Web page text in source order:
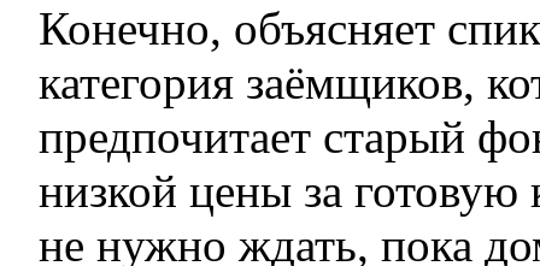
Конечно, объясняет
категория заёмщиков,
предпочитает старый
низкой цены за
не нужно ждать, пока